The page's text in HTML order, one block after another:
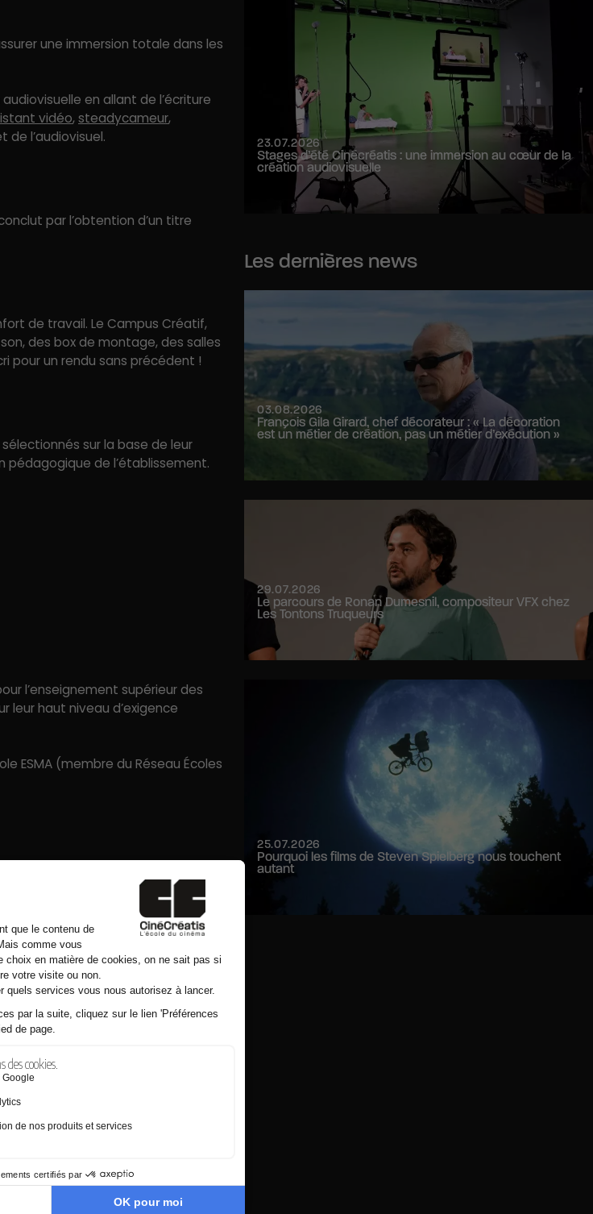
une immersion totale dans les
en allant de l’écriture
vidéo,steadycameur,
l’audiovisuel.
par l’obtention d’un titre
de travail. Le Campus Créatif,
des box de montage, des salles
pour un rendu sans précédent !
sur la base de leur
pédagogique de l’établissement.
l’enseignement supérieur des
leur haut niveau d’exigence
ESMA (membre du Réseau Écoles
pédagogiques sont à votre
23.07.2026
Stages d’été Cinécréatis : une immersion au cœur de la
création audiovisuelle
Les dernières news
03.08.2026
François Gila Girard, chef décorateur : « La décoration
est un métier de création, pas un métier d’exécution »
29.07.2026
Le parcours de Ronan Dumesnil, compositeur VFX chez
Les Tontons Truqueurs
25.07.2026
Pourquoi les films de Steven Spielberg nous touchent
autant